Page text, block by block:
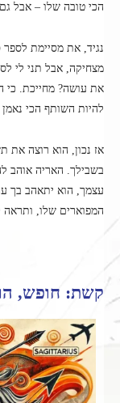
הכי טובה שלו – אבל
נגיד, את מסיימת לספר
מצחיקה, אבל תני לי
את עושה? מחייכת. כי
להיות השותף הכי
אז נכון, הוא רוצה את
בשבילך. האריה אוהב
עצמך, הוא יתאהב בך
המפוארים שלו,
קשת: חופש,